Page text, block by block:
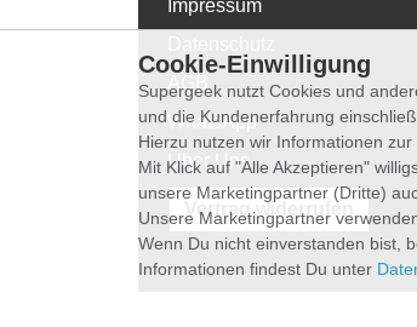
Impressum
WhatsApp
Über Uns
Vertrag widerrufen
Cookie-Einwilligung
Supergeek nutzt Cookies und
und die Kundenerfahrung
Hierzu nutzen wir Informationen
Mit Klick auf "Alle Akzeptieren"
unsere Marketingpartner (Dritte)
Unsere Marketingpartner
Wenn Du nicht einverstanden bist,
Informationen findest Du unter